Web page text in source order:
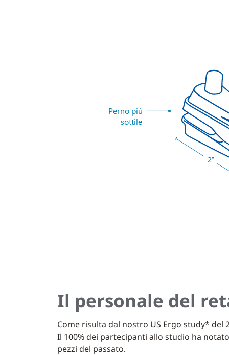
Perno più
sottile
Il personale del
Come risulta dal nostro US Ergo study*
Il 100% dei partecipanti allo studio ha
pezzi del passato.